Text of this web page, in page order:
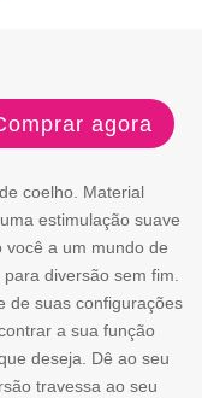
agora
coelho. Material
estimulação suave
você a um mundo de
diversão sem fim.
de suas configurações
a sua função
deseja. Dê ao seu
travessa ao seu